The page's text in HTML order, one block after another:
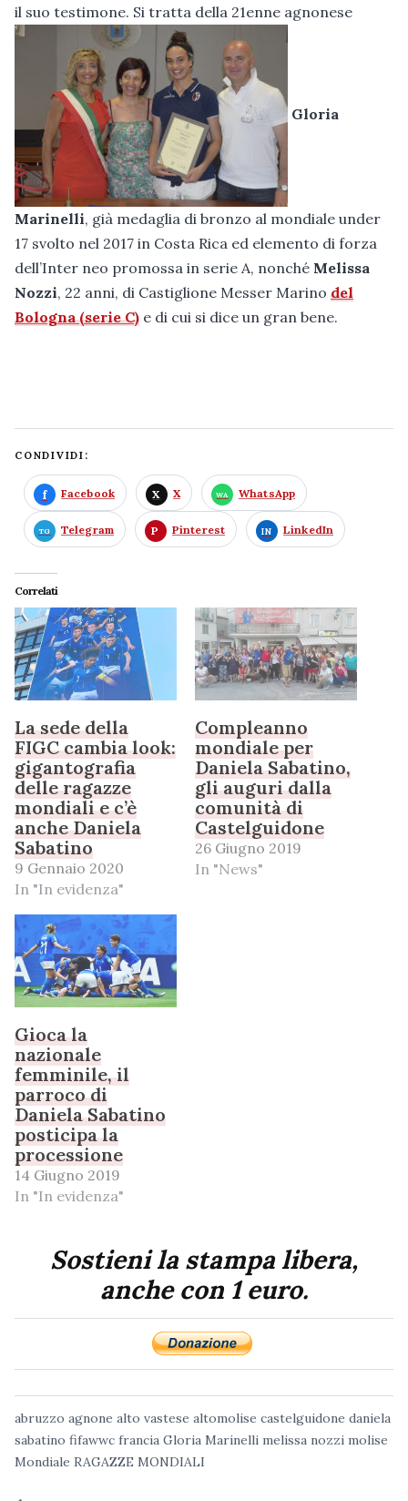
il suo testimone. Si tratta della 21enne agnonese
Gloria
Marinelli, già medaglia di bronzo al mondiale under
17 svolto nel 2017 in Costa Rica ed elemento di forza
dell’Inter neo promossa in serie A, nonché Melissa
Nozzi, 22 anni, di Castiglione Messer Marino del
Bologna (serie C) e di cui si dice un gran bene.
CONDIVIDI:
Facebook X WhatsApp
Telegram Pinterest LinkedIn
Correlati
La sede della
FIGC cambia look:
gigantografia
delle ragazze
mondiali e c’è
anche Daniela
Sabatino
9 Gennaio 2020
In "In evidenza"
Compleanno
mondiale per
Daniela Sabatino,
gli auguri dalla
comunità di
Castelguidone
26 Giugno 2019
In "News"
Gioca la
nazionale
femminile, il
parroco di
Daniela Sabatino
posticipa la
processione
14 Giugno 2019
In "In evidenza"
Sostieni la stampa libera,
anche con 1 euro.
abruzzo agnone alto vastese altomolise castelguidone daniela
sabatino fifawwc francia Gloria Marinelli melissa nozzi molise
Mondiale RAGAZZE MONDIALI